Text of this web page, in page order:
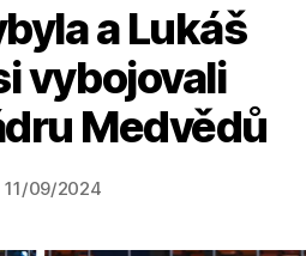
a Lukáš
vybojovali
Medvědů
Autor
příspěvku
A
u
t
a
11/09/2024